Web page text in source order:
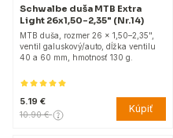
Schwalbe duša MTB Extra
Light 26x1,50-2,35" (Nr.14)
MTB duša, rozmer 26 x 1,50–2,35",
ventil galuskový/auto, dĺžka ventilu
40 a 60 mm, hmotnosť 130 g.
5.19 €
10.90 € Kúpiť